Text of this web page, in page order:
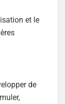
et le
de